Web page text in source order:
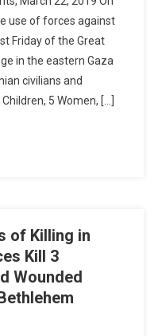
use of forces against
Friday of the Great
in the eastern Gaza
civilians and
5 Women, […]
of Killing in
Kill 3
Wounded